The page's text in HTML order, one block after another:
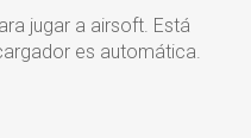
jugar a airsoft. Está
es automática.